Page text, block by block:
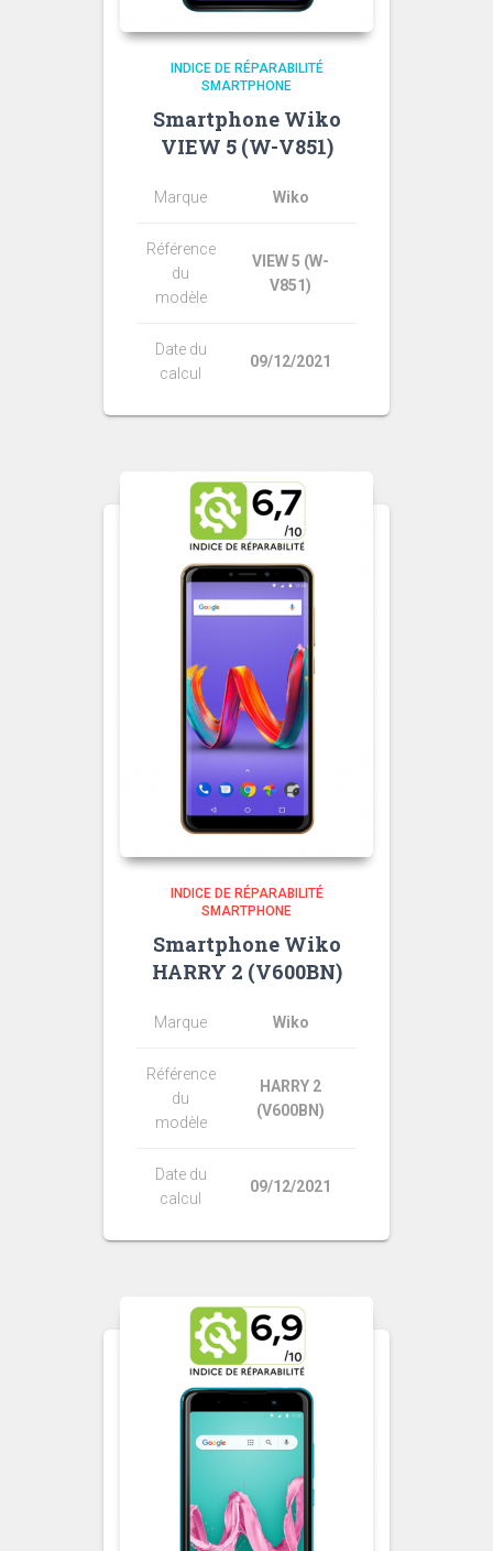
INDICE DE RÉPARABILITÉ
SMARTPHONE
Smartphone Wiko
VIEW 5 (W-V851)
Marque Wiko
Référence
du
modèle
VIEW 5 (W-
V851)
Date du
calcul
09/12/2021
INDICE DE RÉPARABILITÉ
SMARTPHONE
Smartphone Wiko
HARRY 2 (V600BN)
Marque Wiko
Référence
du
modèle
HARRY 2
(V600BN)
Date du
calcul
09/12/2021